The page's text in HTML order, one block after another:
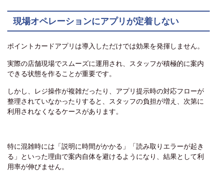
現場オペレーションにアプリが定着しない
ポイントカードアプリは導入しただけでは効果を発揮しません。
実際の店舗現場でスムーズに運用され、スタッフが積極的に案内
できる状態を作ることが重要です。
しかし、レジ操作が複雑だったり、アプリ提示時の対応フローが
整理されていなかったりすると、スタッフの負担が増え、次第に
利用されなくなるケースがあります。
特に混雑時には「説明に時間がかかる」「読み取りエラーが起き
る」といった理由で案内自体を避けるようになり、結果として利
用率が伸びません。